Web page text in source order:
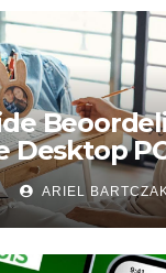
Desktop
Prestaties
ARIEL